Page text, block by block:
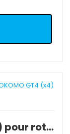
ZE-008BS/Vis pivot (nylon) pour rotule YOKOMO GT4 (x4) OCCASION.